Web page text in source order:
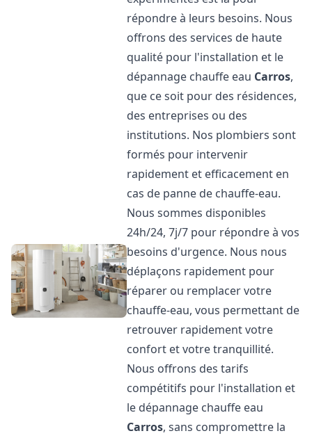
répondre à leurs besoins. Nous
offrons des services de haute
qualité pour l'installation et le
dépannage chauffe eau Carros,
que ce soit pour des résidences,
des entreprises ou des
institutions. Nos plombiers sont
formés pour intervenir
rapidement et efficacement en
cas de panne de chauffe-eau.
Nous sommes disponibles
24h/24, 7j/7 pour répondre à vos
besoins d'urgence. Nous nous
déplaçons rapidement pour
réparer ou remplacer votre
chauffe-eau, vous permettant de
retrouver rapidement votre
confort et votre tranquillité.
Nous offrons des tarifs
compétitifs pour l'installation et
le dépannage chauffe eau
Carros, sans compromettre la